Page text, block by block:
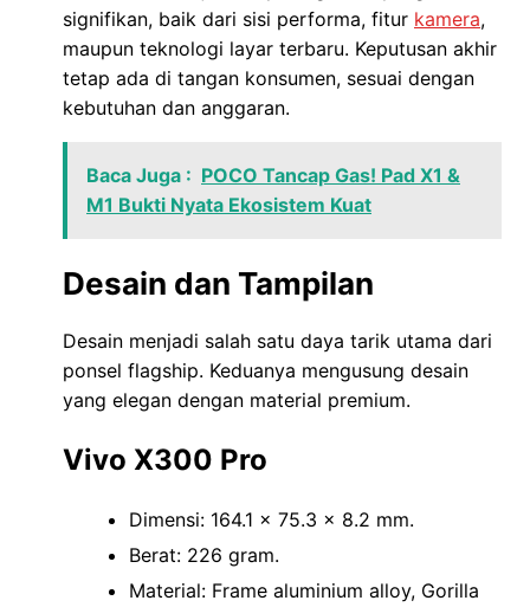
signifikan, baik dari sisi performa, fitur kamera,
maupun teknologi layar terbaru. Keputusan akhir
tetap ada di tangan konsumen, sesuai dengan
kebutuhan dan anggaran.
Baca Juga : POCO Tancap Gas! Pad X1 &
M1 Bukti Nyata Ekosistem Kuat
Desain dan Tampilan
Desain menjadi salah satu daya tarik utama dari
ponsel flagship. Keduanya mengusung desain
yang elegan dengan material premium.
Vivo X300 Pro
Dimensi: 164.1 x 75.3 x 8.2 mm.
Berat: 226 gram.
Material: Frame aluminium alloy, Gorilla